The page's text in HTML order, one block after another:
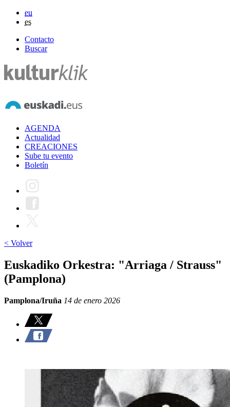
eu
es
Contacto
Buscar
AGENDA
Actualidad
CREACIONES
Sube tu evento
Boletín
< Volver
Euskadiko Orkestra: "Arriaga / Strauss"
(Pamplona)
Pamplona/Iruña 14 de enero 2026